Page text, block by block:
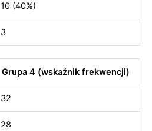
10 (40%)
3
Grupa 4 (wskaźnik frekwencji)
32
28